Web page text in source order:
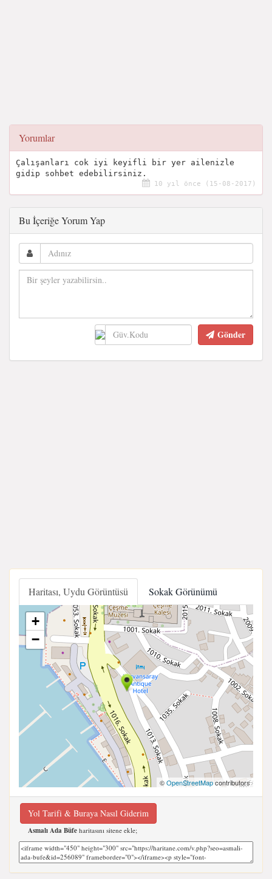
Yorumlar
Çalışanları cok iyi keyifli bir yer ailenizle
gidip sohbet edebilirsiniz.
10 yıl önce (15-08-2017)
Bu İçeriğe Yorum Yap
Gönder
Haritası, Uydu Görüntüsü Sokak Görünümü
+
−
©OpenStreetMapcontributors
Yol Tarifi & Buraya Nasıl Giderim
Asmalı Ada Büfe haritasını sitene ekle;